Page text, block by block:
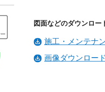
図面などのダウンロー
施工・メンテナ
画像ダウンロード